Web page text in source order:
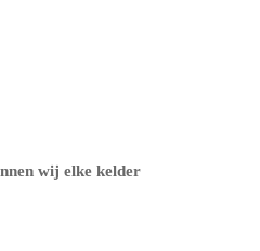
wij elke kelder